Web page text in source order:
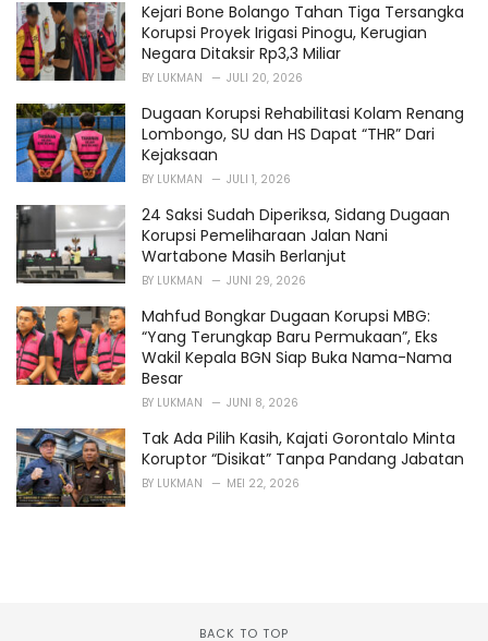
Kejari Bone Bolango Tahan Tiga Tersangka
Korupsi Proyek Irigasi Pinogu, Kerugian
Negara Ditaksir Rp3,3 Miliar
BY LUKMAN JULI 20, 2026
Dugaan Korupsi Rehabilitasi Kolam Renang
Lombongo, SU dan HS Dapat “THR” Dari
Kejaksaan
BY LUKMAN JULI 1, 2026
24 Saksi Sudah Diperiksa, Sidang Dugaan
Korupsi Pemeliharaan Jalan Nani
Wartabone Masih Berlanjut
BY LUKMAN JUNI 29, 2026
Mahfud Bongkar Dugaan Korupsi MBG:
“Yang Terungkap Baru Permukaan”, Eks
Wakil Kepala BGN Siap Buka Nama-Nama
Besar
BY LUKMAN JUNI 8, 2026
Tak Ada Pilih Kasih, Kajati Gorontalo Minta
Koruptor “Disikat” Tanpa Pandang Jabatan
BY LUKMAN MEI 22, 2026
BACK TO TOP